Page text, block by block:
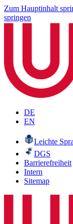
Zum Hauptinhalt
springen
DE
EN
Leichte
DGS
Barrierefreiheit
Intern
Sitemap